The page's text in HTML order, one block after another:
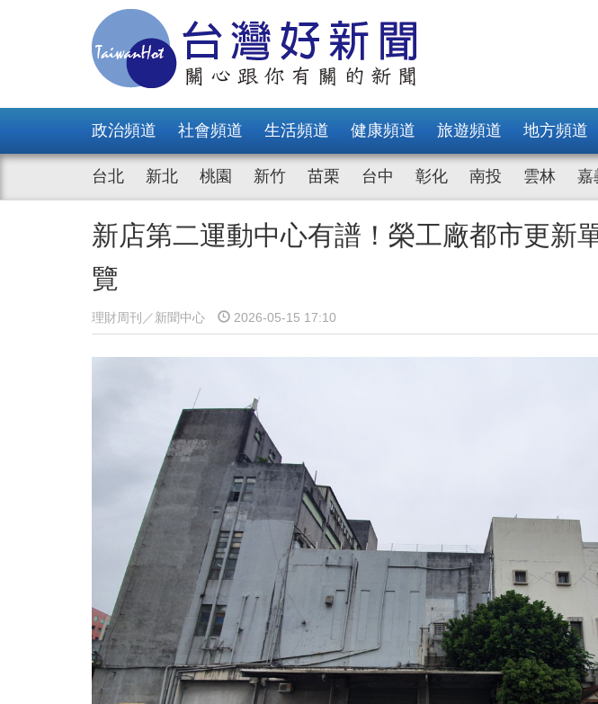
政治頻道 社會頻道 生活頻道 健康頻道 旅遊頻道 地方頻道
台北 新北 桃園 新竹 苗栗 台中 彰化 南投 雲林 嘉
新店第二運動中心有譜！榮工廠都市更新
覽
理財周刊／新聞中心 2026-05-15 17:10